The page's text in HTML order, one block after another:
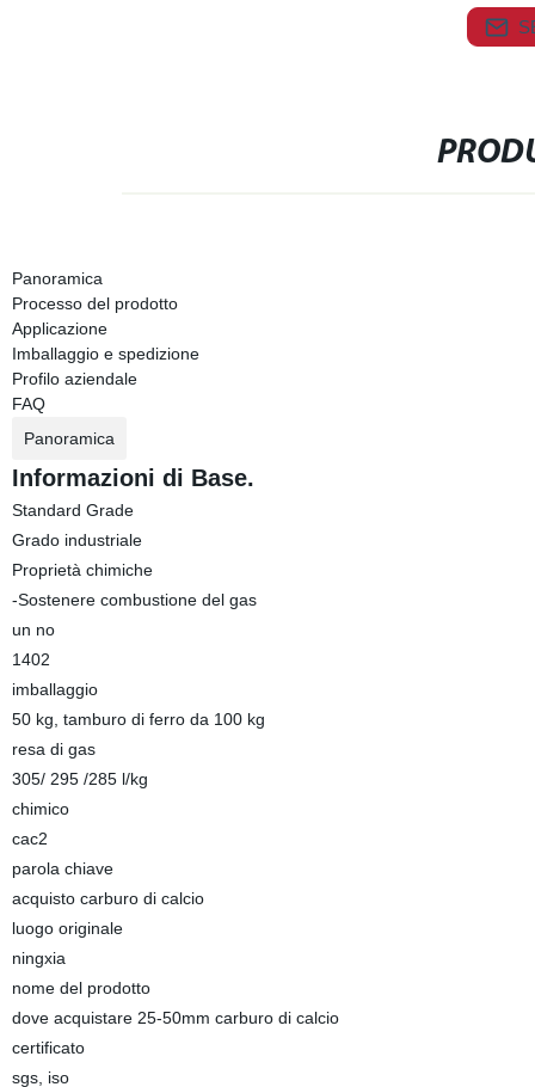
Panoramica
Processo del prodotto
Applicazione
Imballaggio e spedizione
Profilo aziendale
FAQ
Panoramica
Informazioni di Base.
Standard Grade
Grado industriale
Proprietà chimiche
-Sostenere combustione del gas
un no
1402
imballaggio
50 kg, tamburo di ferro da 100 kg
resa di gas
305/ 295 /285 l/kg
chimico
cac2
parola chiave
acquisto carburo di calcio
luogo originale
ningxia
nome del prodotto
dove acquistare 25-50mm carburo di calcio
certificato
sgs, iso